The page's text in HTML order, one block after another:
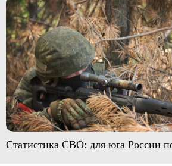
Статистика СВО: для юга России